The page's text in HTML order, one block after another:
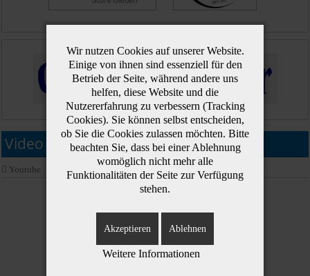
Video NHT 2018 :: Behind the back !
Youtube
Wir nutzen Cookies auf unserer Website.
Einige von ihnen sind essenziell für den
Betrieb der Seite, während andere uns
helfen, diese Website und die
Nutzererfahrung zu verbessern (Tracking
Cookies). Sie können selbst entscheiden,
ob Sie die Cookies zulassen möchten. Bitte
beachten Sie, dass bei einer Ablehnung
womöglich nicht mehr alle
Funktionalitäten der Seite zur Verfügung
stehen.
Akzeptieren Ablehnen
Weitere Informationen